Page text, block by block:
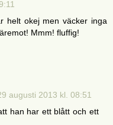
helt okej men väcker inga
Mmm! fluffig!
augusti 2013 kl. 08:51
han har ett blått och ett